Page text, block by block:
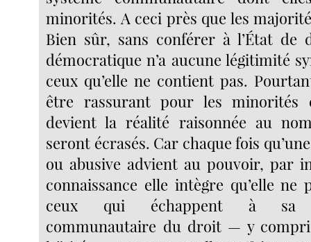
minorités. A ceci près que les
Bien sûr, sans conférer à l’État de
démocratique n’a aucune légitimité
ceux qu’elle ne contient pas.
être rassurant pour les minorités
devient la réalité raisonnée au
seront écrasés. Car chaque fois
ou abusive advient au pouvoir, par
connaissance elle intègre qu’elle
ceux qui échappent à sa
communautaire du droit — y